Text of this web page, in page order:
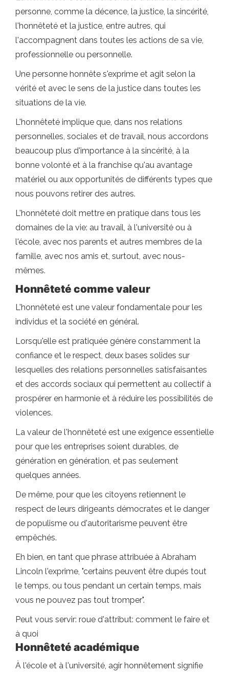
personne, comme la décence, la justice, la sincérité,
l'honnêteté et la justice, entre autres, qui
l'accompagnent dans toutes les actions de sa vie,
professionnelle ou personnelle.
Une personne honnête s'exprime et agit selon la
vérité et avec le sens de la justice dans toutes les
situations de la vie.
L'honnêteté implique que, dans nos relations
personnelles, sociales et de travail, nous accordons
beaucoup plus d'importance à la sincérité, à la
bonne volonté et à la franchise qu'au avantage
matériel ou aux opportunités de différents types que
nous pouvons retirer des autres.
L'honnêteté doit mettre en pratique dans tous les
domaines de la vie: au travail, à l'université ou à
l'école, avec nos parents et autres membres de la
famille, avec nos amis et, surtout, avec nous-
mêmes.
Honnêteté comme valeur
L'honnêteté est une valeur fondamentale pour les
individus et la société en général.
Lorsqu'elle est pratiquée génère constamment la
confiance et le respect, deux bases solides sur
lesquelles des relations personnelles satisfaisantes
et des accords sociaux qui permettent au collectif à
prospérer en harmonie et à réduire les possibilités de
violences.
La valeur de l'honnêteté est une exigence essentielle
pour que les entreprises soient durables, de
génération en génération, et pas seulement
quelques années.
De même, pour que les citoyens retiennent le
respect de leurs dirigeants démocrates et le danger
de populisme ou d'autoritarisme peuvent être
empêchés.
Eh bien, en tant que phrase attribuée à Abraham
Lincoln l'exprime, "certains peuvent être dupés tout
le temps, ou tous pendant un certain temps, mais
vous ne pouvez pas tout tromper".
Peut vous servir: roue d'attribut: comment le faire et
à quoi
Honnêteté académique
À l'école et à l'université, agir honnêtement signifie